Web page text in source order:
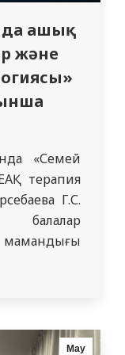
ашық
және
«Семей
терапия
Г.С.
үшін
базалары,
Мау